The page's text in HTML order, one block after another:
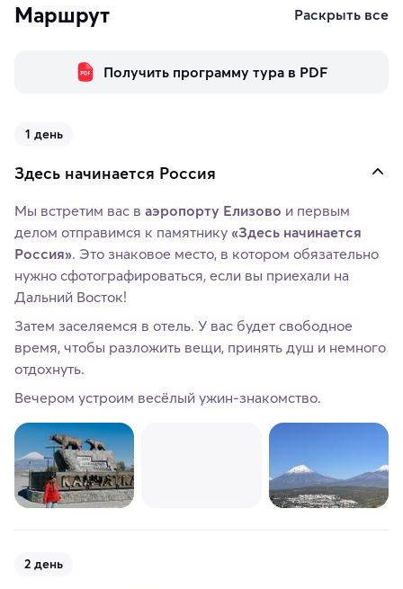
Маршрут Раскрыть все
Получить программу тура в PDF
1 день
Здесь начинается Россия
Мы встретим вас в аэропорту Елизово и первым
делом отправимся к памятнику «Здесь начинается
Россия». Это знаковое место, в котором обязательно
нужно сфотографироваться, если вы приехали на
Дальний Восток!
Затем заселяемся в отель. У вас будет свободное
время, чтобы разложить вещи, принять душ и немного
отдохнуть.
Вечером устроим весёлый ужин-знакомство.
2 день